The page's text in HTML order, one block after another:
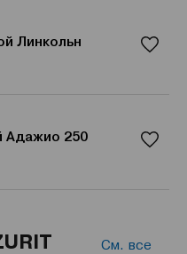
Линкольн
Адажио 250
См. все